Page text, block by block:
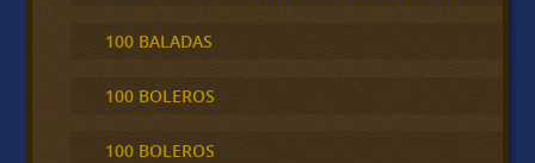
100 BALADAS
100 BOLEROS
100 BOLEROS